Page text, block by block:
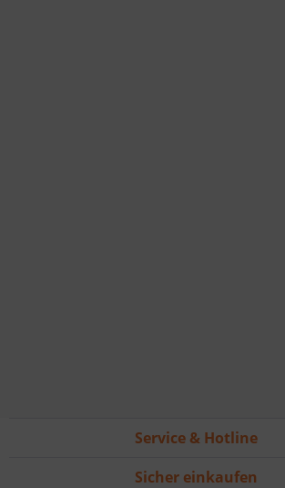
Service & Hotline
Sicher einkaufen